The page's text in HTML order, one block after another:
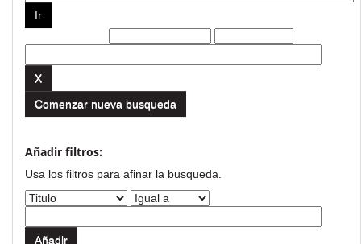
Comenzar nueva busqueda
Añadir filtros:
Usa los filtros para afinar la busqueda.